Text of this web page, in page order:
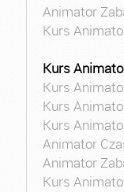
Animator
Kurs
Kurs
Kurs
Kurs
Kurs
Animator
Animator
Kurs